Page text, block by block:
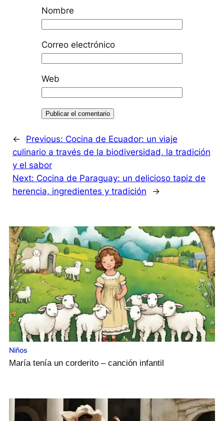
Nombre
Correo electrónico
Web
← Previous: Cocina de Ecuador: un viaje
culinario a través de la biodiversidad, la tradición
y el sabor
Next: Cocina de Paraguay: un delicioso tapiz de
herencia, ingredientes y tradición
→
Niños
María tenía un corderito – canción infantil